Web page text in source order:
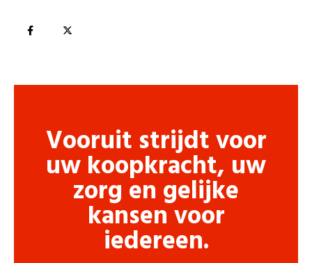
Vooruit strijdt voor
uw koopkracht, uw
zorg en gelijke
kansen voor
iedereen.